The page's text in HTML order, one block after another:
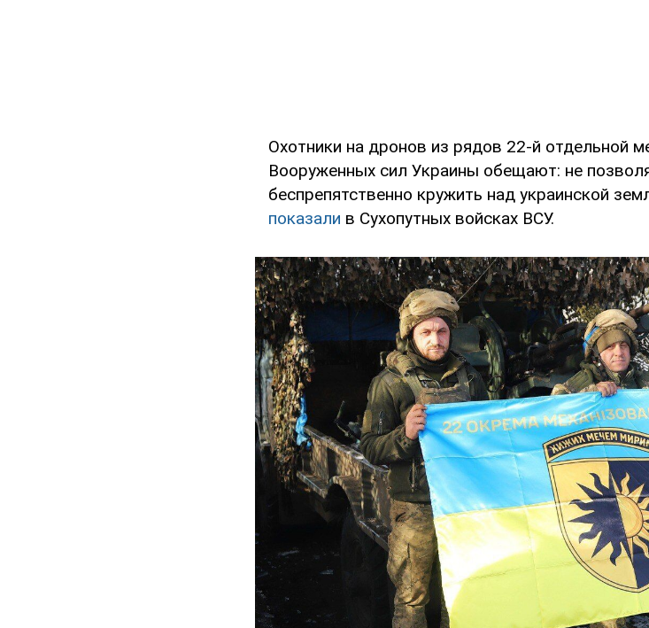
Охотники на дронов из рядов 22-й отдельной
Вооруженных сил Украины обещают: не
беспрепятственно кружить над украинской
показали в Сухопутных войсках ВСУ.